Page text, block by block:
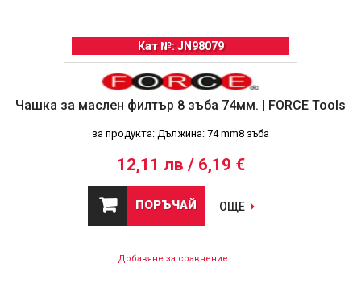
Кат №: JN98079
Чашка за маслен филтър 8 зъба 74мм. | FORCE Tools
за продукта: Дължина: 74 mm8 зъба
12,11 лв / 6,19 €
ПОРЪЧАЙ ОЩЕ
Добавяне за сравнение